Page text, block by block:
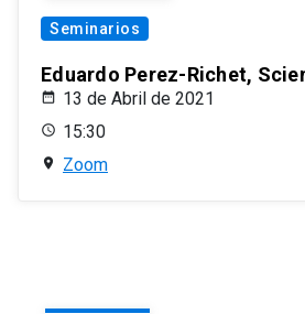
Seminarios
Eduardo Perez-Richet,
13 de Abril de 2021
15:30
Zoom